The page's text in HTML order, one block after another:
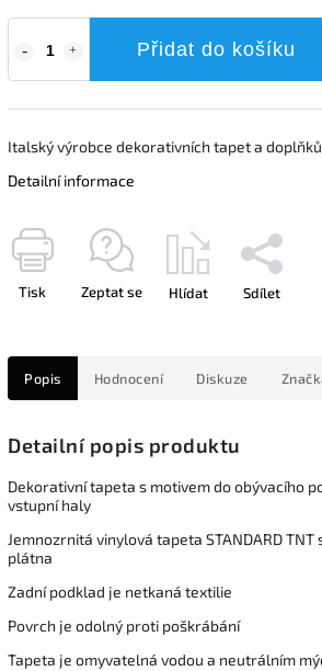
Přidat do košíku
Italský výrobce dekorativních tapet a doplňků
Detailní informace
Tisk Zeptat se Hlídat Sdílet
Popis Hodnocení Diskuze
Detailní popis produktu
Dekorativní tapeta s motivem do obývacího
vstupní haly
Jemnozrnitá vinylová tapeta STANDARD
plátna
Zadní podklad je netkaná textilie
Povrch je odolný proti poškrábání
Tapeta je omyvatelná vodou a neutrálním